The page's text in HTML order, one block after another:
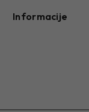
Informacije